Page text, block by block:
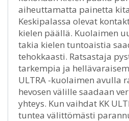
aiheuttamatta painetta
Keskipalassa olevat
kielen päällä. Kuolaimen
takia kielen tuntoaistia
tehokkaasti. Ratsastaja
tarkempia ja
ULTRA -kuolaimen avulla
hevosen välille saadaan
yhteys. Kun vaihdat KK
tuntea välittömästi